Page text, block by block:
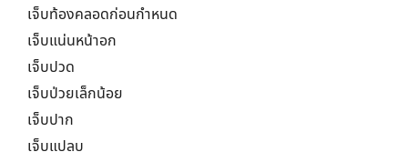
เจ็บท้องคลอดก่อนกำหนด
เจ็บแน่นหน้าอก
เจ็บปวด
เจ็บป่วยเล็กน้อย
เจ็บปาก
เจ็บแปลบ